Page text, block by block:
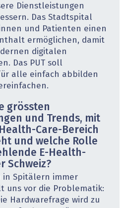
Dienstleistungen
Das Stadtspital
und Patienten einen
ermöglichen, damit
digitalen
Das PUT soll
alle einfach abbilden
grössten
und Trends, mit
Care-Bereich
und welche Rolle
E-Health-
Schweiz?
in Spitälern immer
uns vor die Problematik:
Hardwarefrage wird zu